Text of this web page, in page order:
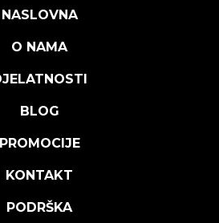
NASLOVNA
O NAMA
BLOG
PROMOCIJE
KONTAKT
PODRŠKA